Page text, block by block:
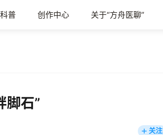
普 创作中心 关于“方舟医聊”
脚石”
关注